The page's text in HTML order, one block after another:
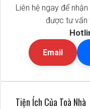
Liên hệ ngay để
được tư vấn
Email
Tiện Ích Của Toà Nhà